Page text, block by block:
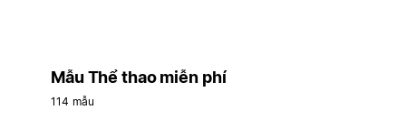
Mẫu Thể thao miễn phí
114 mẫu